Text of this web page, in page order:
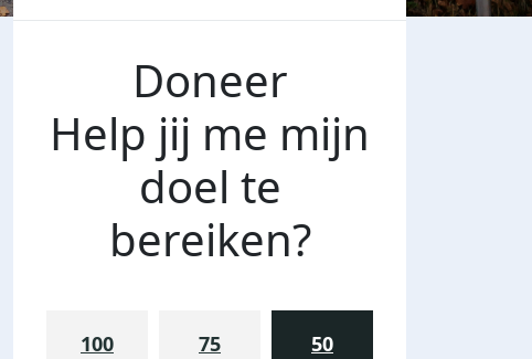
Doneer
Help jij me mijn
doel te
bereiken?
100 75 50